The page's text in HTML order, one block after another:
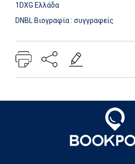
1DXG Ελλάδα
DNBL Βιογραφία : συγγραφείς